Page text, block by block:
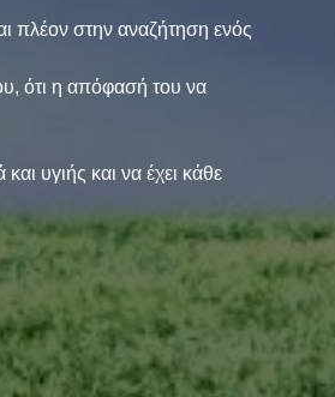
πλέον στην αναζήτηση ενός
ότι η απόφασή του να
υγιής και να έχει κάθε